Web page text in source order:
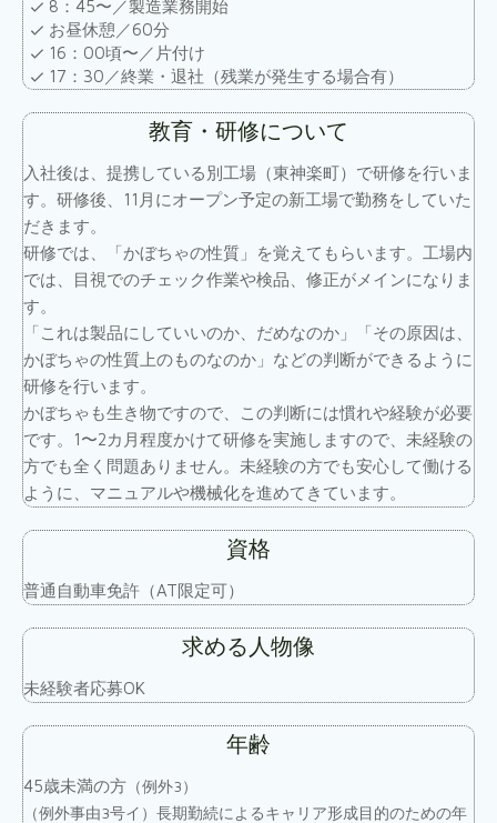
8：45〜／製造業務開始
お昼休憩／60分
16：00頃〜／片付け
17：30／終業・退社（残業が発生する場合有）
教育・研修について
入社後は、提携している別工場（東神楽町）で研修を行いま
す。研修後、11月にオープン予定の新工場で勤務をしていた
だきます。
研修では、「かぼちゃの性質」を覚えてもらいます。工場内
では、目視でのチェック作業や検品、修正がメインになりま
す。
「これは製品にしていいのか、だめなのか」「その原因は、
かぼちゃの性質上のものなのか」などの判断ができるように
研修を行います。
かぼちゃも生き物ですので、この判断には慣れや経験が必要
です。1〜2カ月程度かけて研修を実施しますので、未経験の
方でも全く問題ありません。未経験の方でも安心して働ける
ように、マニュアルや機械化を進めてきています。
資格
普通自動車免許（AT限定可）
求める人物像
未経験者応募OK
年齢
45歳未満の方 （例外3）
（例外事由3号イ）長期勤続によるキャリア形成目的のための年